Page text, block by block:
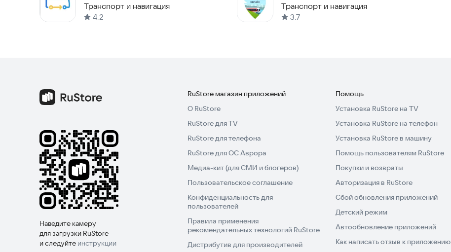
Транспорт и навигация
4,2
Транспорт и навигация
3,7
Наведите камеру
для загрузки RuStore
и следуйте инструкции
RuStore магазин приложений
О RuStore
RuStore для TV
RuStore для телефона
RuStore для ОС Аврора
Медиа-кит (для СМИ и блогеров)
Пользовательское соглашение
Конфиденциальность для
пользователей
Правила применения
рекомендательных технологий RuStore
Дистрибутив для производителей
Помощь
Установка RuStore на TV
Установка RuStore на телефон
Установка RuStore в машину
Помощь пользователям RuStore
Покупки и возвраты
Авторизация в RuStore
Сбой обновления приложений
Детский режим
Автообновление приложений
Как написать отзыв к приложению